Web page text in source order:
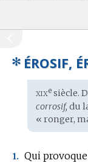
✻ ÉROSIF,
Étymologie
:
xixesiècle.
corrosif, du
« ronger,
1. Qui